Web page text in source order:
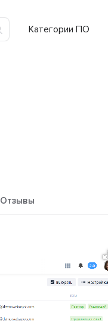
Категории ПО
Отзывы